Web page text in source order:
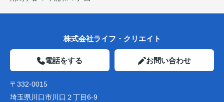
株式会社ライフ・クリエイト
電話をする お問い合わせ
〒332-0015
埼玉県川口市川口２丁目6-9